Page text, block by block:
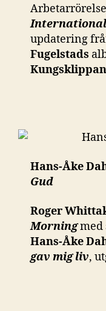
updatering
Fugelstads
Hans-Åke
Gud
Roger
Morningmed
Hans-Åke
gav mig liv,